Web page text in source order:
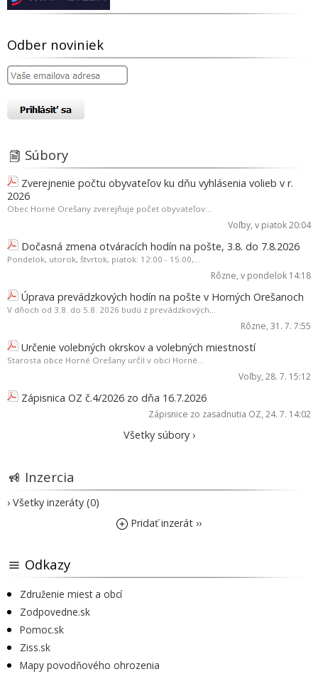
Odber noviniek
Súbory
Zverejnenie počtu obyvateľov ku dňu vyhlásenia volieb v r.
2026
Obec Horné Orešany zverejňuje počet obyvateľov...
Voľby, v piatok 20:04
Dočasná zmena otváracích hodín na pošte, 3.8. do 7.8.2026
Pondelok, utorok, štvrtok, piatok: 12:00 - 15:00,...
Rôzne, v pondelok 14:18
Úprava prevádzkových hodín na pošte v Horných Orešanoch
V dňoch od 3.8. do 5.8. 2026 budú z prevádzkových...
Rôzne, 31. 7. 7:55
Určenie volebných okrskov a volebných miestností
Starosta obce Horné Orešany určil v obci Horné...
Voľby, 28. 7. 15:12
Zápisnica OZ č.4/2026 zo dňa 16.7.2026
Zápisnice zo zasadnutia OZ, 24. 7. 14:02
Všetky súbory ›
Inzercia
› Všetky inzeráty (0)
Pridať inzerát ››
Odkazy
Združenie miest a obcí
Zodpovedne.sk
Pomoc.sk
Ziss.sk
Mapy povodňového ohrozenia